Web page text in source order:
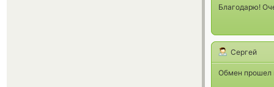
Благодарю!
Сергей
Обмен прошел